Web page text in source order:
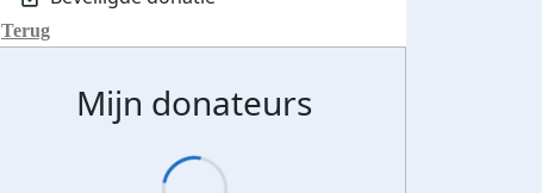
Terug
Mijn donateurs